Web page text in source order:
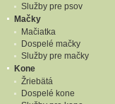
Služby pre psov
Mačky
Mačiatka
Dospelé mačky
Služby pre mačky
Kone
Žriebätá
Dospelé kone